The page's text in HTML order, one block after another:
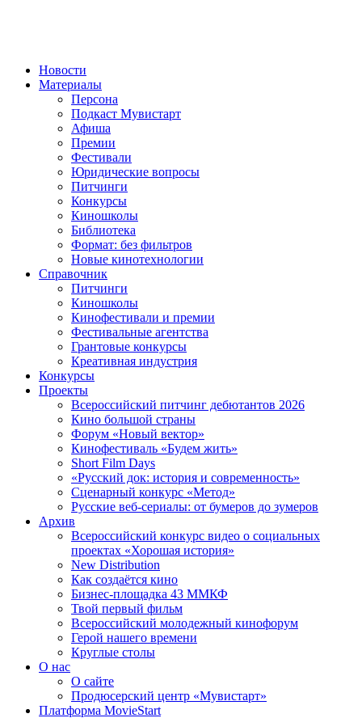
Новости
Материалы
Персона
Подкаст Мувистарт
Афиша
Премии
Фестивали
Юридические вопросы
Питчинги
Конкурсы
Киношколы
Библиотека
Формат: без фильтров
Новые кинотехнологии
Справочник
Питчинги
Киношколы
Кинофестивали и премии
Фестивальные агентства
Грантовые конкурсы
Креативная индустрия
Конкурсы
Проекты
Всероссийский питчинг дебютантов 2026
Кино большой страны
Форум «Новый вектор»
Кинофестиваль «Будем жить»
Short Film Days
«Русский док: история и современность»
Сценарный конкурс «Метод»
Русские веб-сериалы: от бумеров до зумеров
Архив
Всероссийский конкурс видео о социальных
проектах «Хорошая история»
New Distribution
Как создаётся кино
Бизнес-площадка 43 ММКФ
Твой первый фильм
Всероссийский молодежный кинофорум
Герой нашего времени
Круглые столы
О нас
О сайте
Продюсерский центр «Мувистарт»
Платформа MovieStart